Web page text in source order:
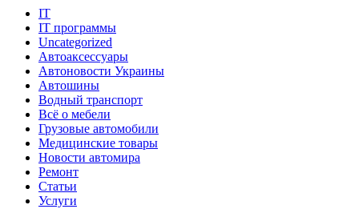
IT
IT программы
Uncategorized
Автоаксессуары
Автоновости Украины
Автошины
Водный транспорт
Всё о мебели
Грузовые автомобили
Медицинские товары
Новости автомира
Ремонт
Статьи
Услуги